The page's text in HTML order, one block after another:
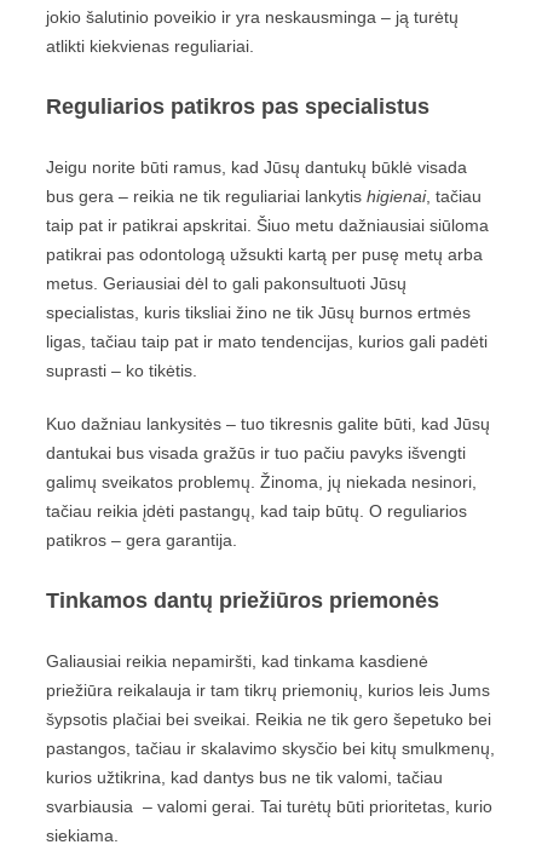
jokio šalutinio poveikio ir yra neskausminga – ją turėtų
atlikti kiekvienas reguliariai.
Reguliarios patikros pas specialistus
Jeigu norite būti ramus, kad Jūsų dantukų būklė visada
bus gera – reikia ne tik reguliariai lankytis higienai, tačiau
taip pat ir patikrai apskritai. Šiuo metu dažniausiai siūloma
patikrai pas odontologą užsukti kartą per pusę metų arba
metus. Geriausiai dėl to gali pakonsultuoti Jūsų
specialistas, kuris tiksliai žino ne tik Jūsų burnos ertmės
ligas, tačiau taip pat ir mato tendencijas, kurios gali padėti
suprasti – ko tikėtis.
Kuo dažniau lankysitės – tuo tikresnis galite būti, kad Jūsų
dantukai bus visada gražūs ir tuo pačiu pavyks išvengti
galimų sveikatos problemų. Žinoma, jų niekada nesinori,
tačiau reikia įdėti pastangų, kad taip būtų. O reguliarios
patikros – gera garantija.
Tinkamos dantų priežiūros priemonės
Galiausiai reikia nepamiršti, kad tinkama kasdienė
priežiūra reikalauja ir tam tikrų priemonių, kurios leis Jums
šypsotis plačiai bei sveikai. Reikia ne tik gero šepetuko bei
pastangos, tačiau ir skalavimo skysčio bei kitų smulkmenų,
kurios užtikrina, kad dantys bus ne tik valomi, tačiau
svarbiausia – valomi gerai. Tai turėtų būti prioritetas, kurio
siekiama.